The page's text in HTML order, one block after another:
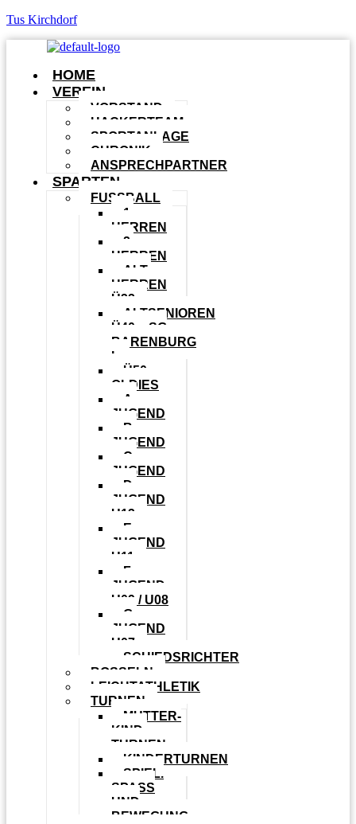
Tus Kirchdorf
HOME
VEREIN
VORSTAND
HACKERTEAM
SPORTANLAGE
CHRONIK
ANSPRECHPARTNER
SPARTEN
FUSSBALL
1.
HERREN
2.
HERREN
ALT-
HERREN
Ü32
ALTSENIOREN
Ü40 – SG
BARENBURG
I
Ü50
OLDIES
A-
JUGEND
B-
JUGEND
C-
JUGEND
D-
JUGEND
U13
E-
JUGEND
U11
F-
JUGEND
U09 / U08
G-
JUGEND
U07
SCHIEDSRICHTER
BOSSELN
LEICHTATHLETIK
TURNEN
MUTTER-
KIND-
TURNEN
KINDERTURNEN
SPIEL.
SPASS U
ND B
EWEGUNG